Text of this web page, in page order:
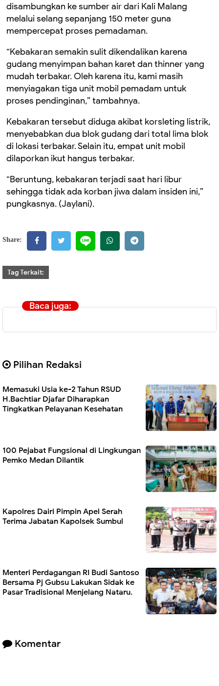
disambungkan ke sumber air dari Kali Malang
melalui selang sepanjang 150 meter guna
mempercepat proses pemadaman.
“Kebakaran semakin sulit dikendalikan karena
gudang menyimpan bahan karet dan thinner yang
mudah terbakar. Oleh karena itu, kami masih
menyiagakan tiga unit mobil pemadam untuk
proses pendinginan,” tambahnya.
Kebakaran tersebut diduga akibat korsleting listrik,
menyebabkan dua blok gudang dari total lima blok
di lokasi terbakar. Selain itu, empat unit mobil
dilaporkan ikut hangus terbakar.
“Beruntung, kebakaran terjadi saat hari libur
sehingga tidak ada korban jiwa dalam insiden ini,”
pungkasnya. (Jaylani).
Share:
Tag Terkait:
Baca juga:
Pilihan Redaksi
Memasuki Usia ke-2 Tahun RSUD
H.Bachtiar Djafar Diharapkan
Tingkatkan Pelayanan Kesehatan
100 Pejabat Fungsional di Lingkungan
Pemko Medan Dilantik
Kapolres Dairi Pimpin Apel Serah
Terima Jabatan Kapolsek Sumbul
Menteri Perdagangan RI Budi Santoso
Bersama Pj Gubsu Lakukan Sidak ke
Pasar Tradisional Menjelang Nataru.
Komentar